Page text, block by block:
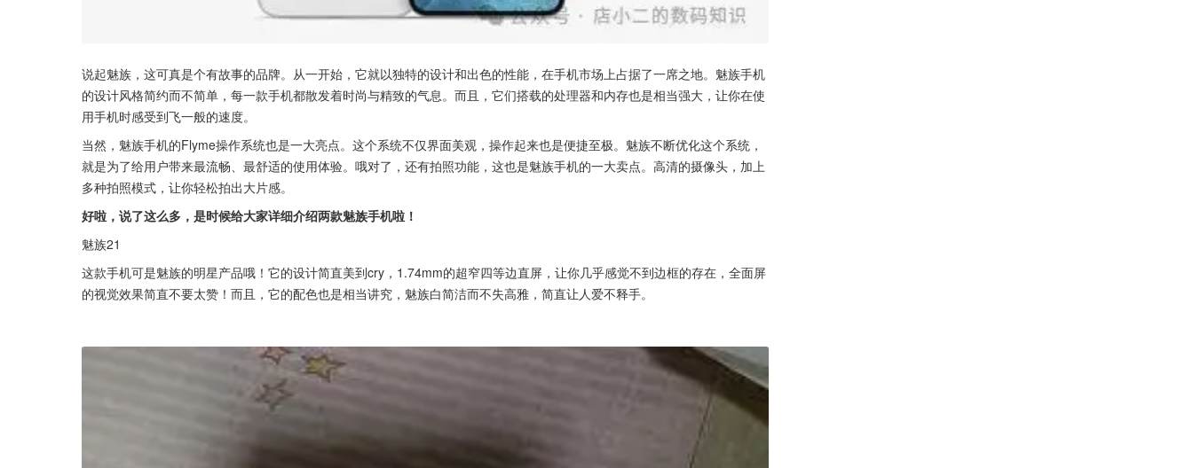
说起魅族，这可真是个有故事的品牌。从一开始，它就以独特的设计和出色的性能，在手机市场上占据了一席之地。魅族手机
的设计风格简约而不简单，每一款手机都散发着时尚与精致的气息。而且，它们搭载的处理器和内存也是相当强大，让你在使
用手机时感受到飞一般的速度。
当然，魅族手机的Flyme操作系统也是一大亮点。这个系统不仅界面美观，操作起来也是便捷至极。魅族不断优化这个系统，
就是为了给用户带来最流畅、最舒适的使用体验。哦对了，还有拍照功能，这也是魅族手机的一大卖点。高清的摄像头，加上
多种拍照模式，让你轻松拍出大片感。
好啦，说了这么多，是时候给大家详细介绍两款魅族手机啦！
魅族21
这款手机可是魅族的明星产品哦！它的设计简直美到cry，1.74mm的超窄四等边直屏，让你几乎感觉不到边框的存在，全面屏
的视觉效果简直不要太赞！而且，它的配色也是相当讲究，魅族白简洁而不失高雅，简直让人爱不释手。